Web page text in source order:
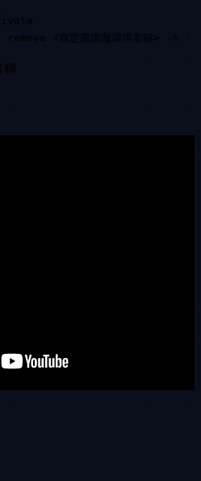
remove <自定義虛擬環境名稱> -n -
稱